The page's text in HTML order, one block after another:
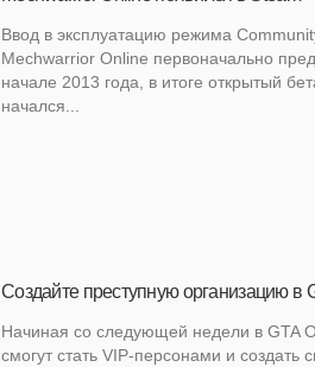
Ввод в эксплуатацию режима
Mechwarrior Online первоначально
начале 2013 года, в итоге открытый
начался...
Создайте преступную организацию в
Начиная со следующей недели в GTA
смогут стать VIP-персонами и создать